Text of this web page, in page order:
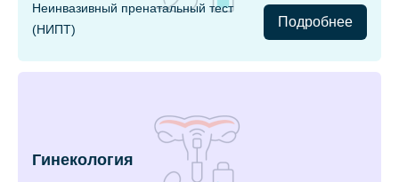
Неинвазивный пренатальный тест
(НИПТ)
Подробнее
Гинекология